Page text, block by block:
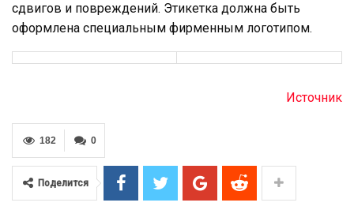
сдвигов и повреждений. Этикетка должна быть
оформлена специальным фирменным логотипом.
Источник
0
182
Поделится